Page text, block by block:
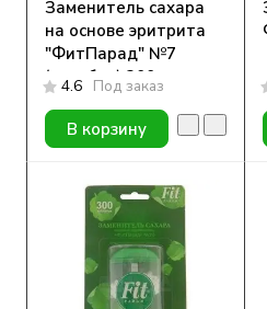
Заменитель сахара
на основе эритрита
"ФитПарад" №7
(коробка) 200гр
4.6 Под заказ
В корзину